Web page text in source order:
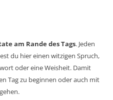
am Rande des Tags. Jeden
du hier einen witzigen Spruch,
oder eine Weisheit. Damit
Tag zu beginnen oder auch mit